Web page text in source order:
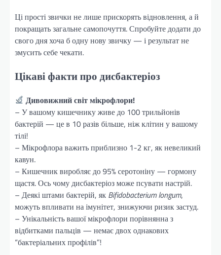
Ці прості звички не лише прискорять відновлення, а й
покращать загальне самопочуття. Спробуйте додати до
свого дня хоча б одну нову звичку — і результат не
змусить себе чекати.
Цікаві факти про дисбактеріоз
Дивовижний світ мікрофлори!
– У вашому кишечнику живе до 100 трильйонів
бактерій — це в 10 разів більше, ніж клітин у вашому
тілі!
– Мікрофлора важить приблизно 1-2 кг, як невеликий
кавун.
– Кишечник виробляє до 95% серотоніну — гормону
щастя. Ось чому дисбактеріоз може псувати настрій.
– Деякі штами бактерій, як Bifidobacterium longum,
можуть впливати на імунітет, знижуючи ризик застуд.
– Унікальність вашої мікрофлори порівнянна з
відбитками пальців — немає двох однакових
“бактеріальних профілів”!